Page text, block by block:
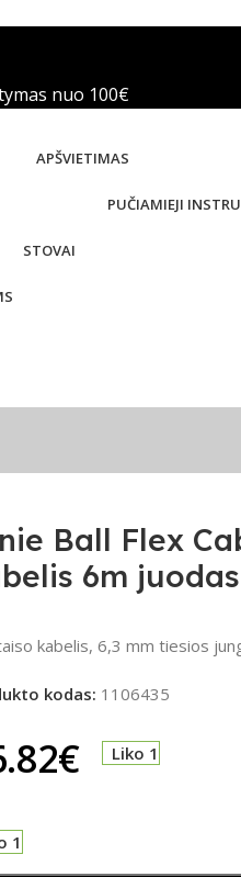
nuo 100€
APŠVIETIMAS
PUČIAMIEJI
STOVAI
Ball Flex
6m juodas
kabelis, 6,3 mm tiesios
kodas: 1106435
€ Liko 1
1